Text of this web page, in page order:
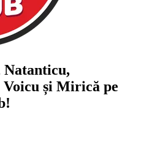
Natanticu,
Voicu și Mirică pe